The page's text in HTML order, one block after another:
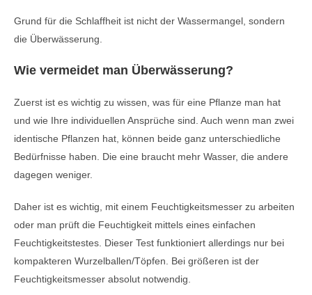
Grund für die Schlaffheit ist nicht der Wassermangel, sondern
die Überwässerung.
Wie vermeidet man Überwässerung?
Zuerst ist es wichtig zu wissen, was für eine Pflanze man hat
und wie Ihre individuellen Ansprüche sind. Auch wenn man zwei
identische Pflanzen hat, können beide ganz unterschiedliche
Bedürfnisse haben. Die eine braucht mehr Wasser, die andere
dagegen weniger.
Daher ist es wichtig, mit einem Feuchtigkeitsmesser zu arbeiten
oder man prüft die Feuchtigkeit mittels eines einfachen
Feuchtigkeitstestes. Dieser Test funktioniert allerdings nur bei
kompakteren Wurzelballen/Töpfen. Bei größeren ist der
Feuchtigkeitsmesser absolut notwendig.